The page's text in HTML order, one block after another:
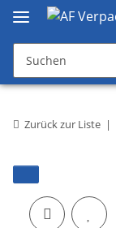
Zurück zur Liste